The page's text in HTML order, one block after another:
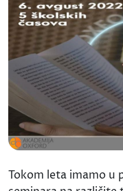
Tokom leta imamo u